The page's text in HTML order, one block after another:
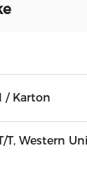
/ Karton
T, Western